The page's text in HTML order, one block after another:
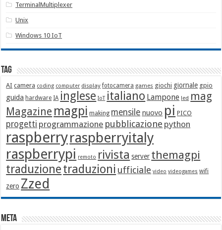
TerminalMultiplexer
Unix
Windows 10 IoT
Tag
AI camera coding computer display fotocamera games giochi giornale gpio
guida hardware IA inglese IoT italiano Lampone led mag
Magazine magpi making mensile nuovo pi PICO
progetti programmazione pubblicazione python
raspberryraspberryitaly
raspberrypi remoto rivista server themagpi
traduzionetraduzioni ufficiale video videogames wifi
zero Zzed
Meta